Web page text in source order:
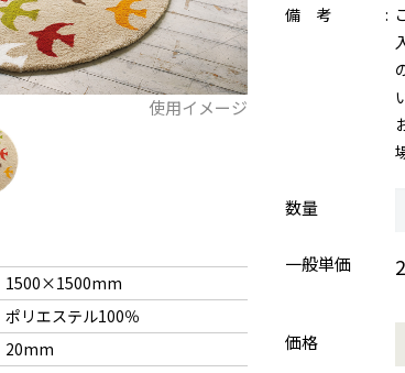
使用イメージ
1500×1500mm
ポリエステル100％
20mm
備 考
数量
一般単価
価格